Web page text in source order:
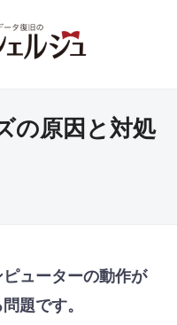
の原因と対処
ューターの動作が
題です。